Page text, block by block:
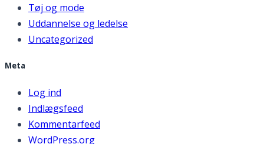
Tøj og mode
Uddannelse og ledelse
Uncategorized
Meta
Log ind
Indlægsfeed
Kommentarfeed
WordPress.org